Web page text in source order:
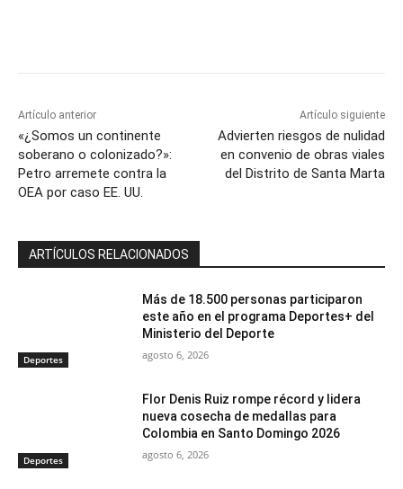
Artículo anterior
«¿Somos un continente
soberano o colonizado?»:
Petro arremete contra la
OEA por caso EE. UU.
Artículo siguiente
Advierten riesgos de nulidad
en convenio de obras viales
del Distrito de Santa Marta
ARTÍCULOS RELACIONADOS
Deportes
Más de 18.500 personas participaron
este año en el programa Deportes+ del
Ministerio del Deporte
agosto 6, 2026
Deportes
Flor Denis Ruiz rompe récord y lidera
nueva cosecha de medallas para
Colombia en Santo Domingo 2026
agosto 6, 2026